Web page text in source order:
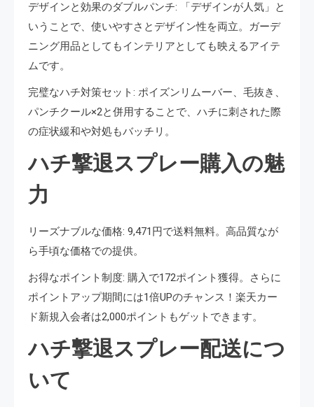
デザインと効果のダブルパンチ: 「デザインが人気」と
いうことで、使いやすさとデザイン性を両立。ガーデ
ニング用品としてもインテリアとしても映えるアイテ
ムです。
完璧なハチ対策セット: ポイズンリムーバー、毛抜き、
パンチクール×2と併用することで、ハチに刺された際
の症状緩和や対処もバッチリ。
ハチ撃退スプレー購入の魅
力
リーズナブルな価格: 9,471円で送料無料。高品質なが
ら手頃な価格での提供。
お得なポイント制度: 購入で172ポイント獲得。さらに
ポイントアップ期間には1倍UPのチャンス！楽天カー
ド新規入会者は2,000ポイントもゲットできます。
ハチ撃退スプレー配送につ
いて